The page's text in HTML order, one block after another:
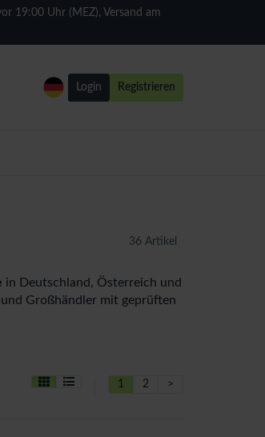
19:00 Uhr (MEZ), Versand am
Login Registrieren
36 Artikel
in Deutschland, Österreich und
Großhändler mit geprüften
1 2 >